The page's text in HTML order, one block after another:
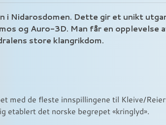
i Nidarosdomen. Dette gir et unikt
og Auro-3D. Man får en opplevelse
store klangrikdom.
med de fleste innspillingene til Kleive/
etablert det norske begrepet «kringlyd».